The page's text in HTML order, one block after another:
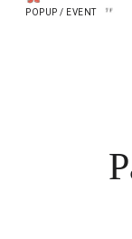
POPUP / EVENT